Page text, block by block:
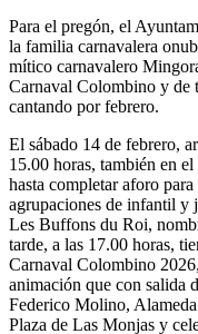
Para el pregón, el
la familia carnavalera
mítico carnavalero
Carnaval Colombino y de
cantando por febrero.
El sábado 14 de febrero,
15.00 horas, también en
hasta completar aforo
agrupaciones de infantil y
Les Buffons du Roi,
tarde, a las 17.00 horas,
Carnaval Colombino
animación que con salida
Federico Molino,
Plaza de Las Monjas y